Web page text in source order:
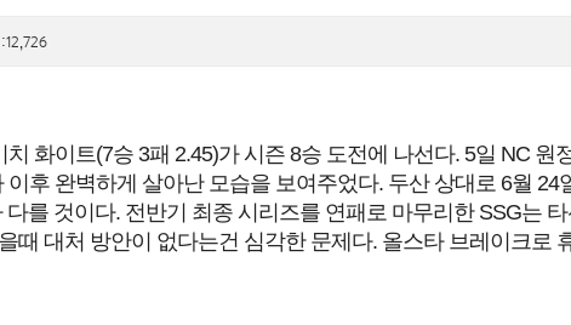
치 화이트(7승 3패 2.45)가 시즌 8승 도전에 나선다. 5일 NC
이후 완벽하게 살아난 모습을 보여주었다. 두산 상대로 6월
다를 것이다. 전반기 최종 시리즈를 연패로 마무리한 SSG는
때 대처 방안이 없다는건 심각한 문제다. 올스타 브레이크로